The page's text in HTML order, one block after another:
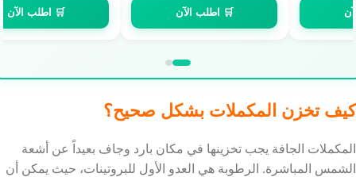
🛒 اطلب الآن 🛒 اطلب الآن
كيف تخزن المكملات بشكل صحيح؟
المكملات الجافة يجب تخزينها في مكان بارد وجاف بعيداً عن أشعة
الشمس المباشرة. الرطوبة هي العدو الأول للبروتينات، حيث يمكن أن